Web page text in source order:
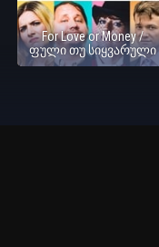
For Love or Money /
ფული თუ სიყვარული